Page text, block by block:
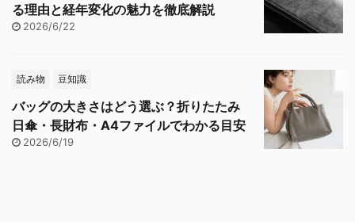
る理由と経年変化の魅力を徹底解説
2026/6/22
読み物 豆知識
バッグの大きさはどう選ぶ？折りたたみ
日傘・長財布・A4ファイルでわかる目安
2026/6/19